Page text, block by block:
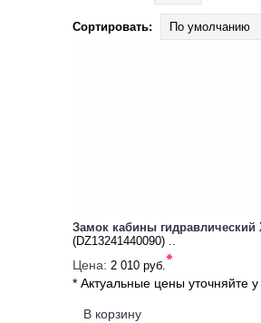
Сортировать:
Замок кабины гидравлический
(DZ13241440090) ..
Цена: 2 010 руб.*
* Актуальные цены уточняйте
В корзину